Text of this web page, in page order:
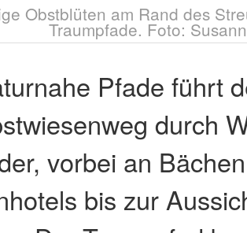
Obstblüten am Rand des
Traumpfade. Foto:
Pfade führt
durch
vorbei an
bis zur